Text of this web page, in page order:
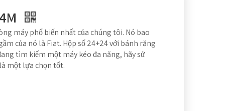
máy phổ biến nhất của chúng tôi. Nó bao
của nó là Fiat. Hộp số 24+24 với bánh răng
tìm kiếm một máy kéo đa năng, hãy sử
một lựa chọn tốt.